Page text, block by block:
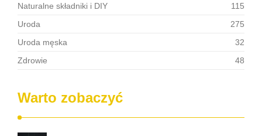
Naturalne składniki i DIY
115
Uroda
275
Uroda męska
32
Zdrowie
48
Warto zobaczyć